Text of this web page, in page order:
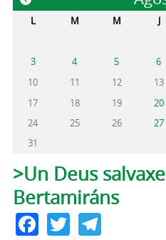
L M M J
3
4 5 6
10
11 12 13
17
18 19 20
24
25 26 27
31
Solapas principales
>Un Deus
Bertamiráns
Facebook
Twitter